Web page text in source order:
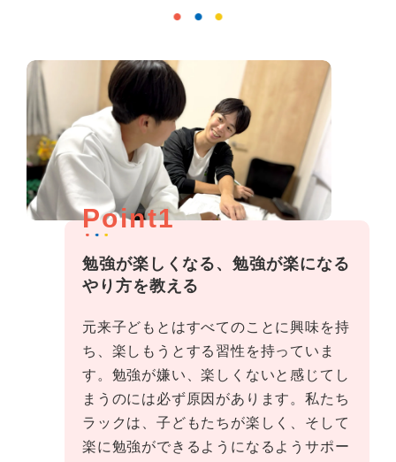
Point1
勉強が楽しくなる、勉強が楽になる
やり方を教える
元来子どもとはすべてのことに興味を持
ち、楽しもうとする習性を持っていま
す。勉強が嫌い、楽しくないと感じてし
まうのには必ず原因があります。私たち
ラックは、子どもたちが楽しく、そして
楽に勉強ができるようになるようサポー